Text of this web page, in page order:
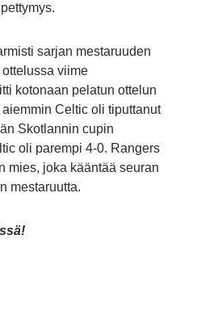
sarjan mestaruuden
viime
kotonaan pelatun ottelun
Celtic oli tiputtanut
Skotlannin cupin
oli parempi 4-0. Rangers
mies, joka kääntää seuran
mestaruutta.